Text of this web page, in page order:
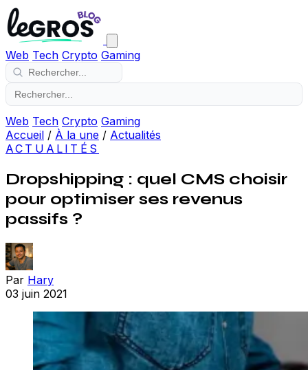
Web Tech Crypto Gaming
Web Tech Crypto Gaming
Accueil / À la une / Actualités
ACTUALITÉS
Dropshipping : quel CMS choisir
pour optimiser ses revenus
passifs ?
Par Hary
03 juin 2021